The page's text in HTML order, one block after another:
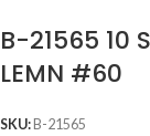
B-21565 10
LEMN #60
SKU:B-21565